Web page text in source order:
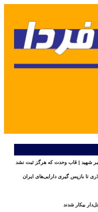
شهید | قاب وحدت که هرگز ثبت نشد